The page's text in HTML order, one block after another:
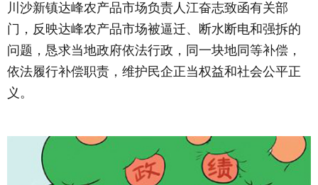
川沙新镇达峰农产品市场负责人江奋志致函有关部
门，反映达峰农产品市场被逼迁、断水断电和强拆的
问题，恳求当地政府依法行政，同一块地同等补偿，
依法履行补偿职责，维护民企正当权益和社会公平正
义。